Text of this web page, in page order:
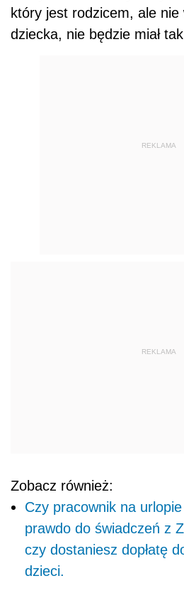
który jest rodzicem, ale nie
dziecka, nie będzie miał
REKLAMA
REKLAMA
Zobacz również:
Czy pracownik na
prawdo do świadczeń z
czy dostaniesz dopłatę
dzieci.